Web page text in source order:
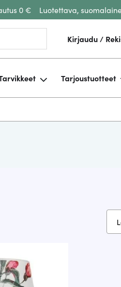
0 € Luotettava,
Kirjaudu /
Tarjoustuotteet